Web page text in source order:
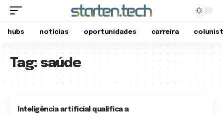
hubs notícias oportunidades carreira
Tag: saúde
Inteligência artificial qualifica a